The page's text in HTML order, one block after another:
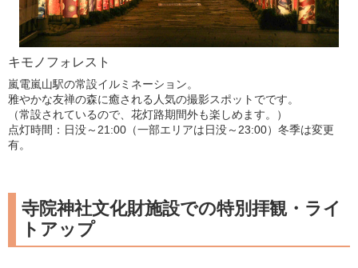
キモノフォレスト
嵐電嵐山駅の常設イルミネーション。
雅やかな友禅の森に癒される人気の撮影スポットでです。
（常設されているので、花灯路期間外も楽しめます。）
点灯時間：日没～21:00（一部エリアは日没～23:00）冬季は変更
有。
寺院神社文化財施設での特別拝観・ライ
トアップ